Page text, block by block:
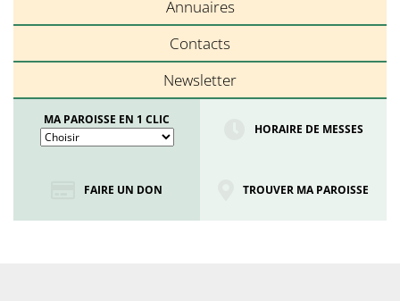
Annuaires
Contacts
Newsletter
MA PAROISSE EN 1 CLIC
HORAIRE DE MESSES
FAIRE UN DON TROUVER MA PAROISSE